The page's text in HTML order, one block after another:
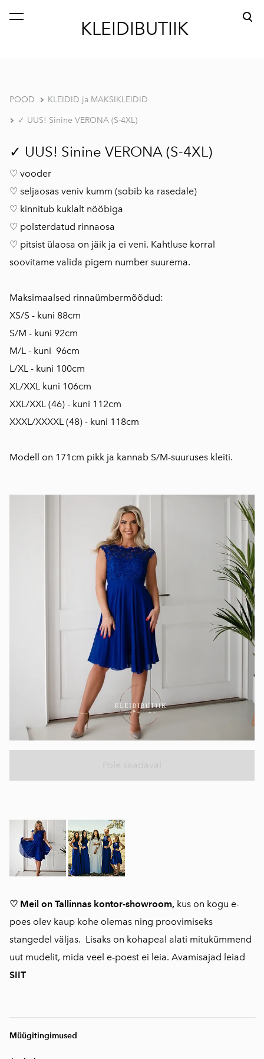
KLEIDIBUTIIK
lisati ostukorvi. Vaata ostukorvi
POOD KLEIDID ja MAKSIKLEIDID
✓ UUS! Sinine VERONA (S-4XL)
♡ Meil on Tallinnas kontor-showroom, kus on kogu e-
poes olev kaup kohe olemas ning proovimiseks
stangedel väljas. Lisaks on kohapeal alati mitukümmend
uut mudelit, mida veel e-poest ei leia. Avamisajad leiad
SIIT
✓ UUS! Sinine VERONA (S-4XL)
♡ vooder
♡ seljaosas veniv kumm (sobib ka rasedale)
♡ kinnitub kuklalt nööbiga
♡ polsterdatud rinnaosa
♡ pitsist ülaosa on jäik ja ei veni. Kahtluse korral
soovitame valida pigem number suurema.
Maksimaalsed rinnaümbermõõdud:
XS/S - kuni 88cm
S/M - kuni 92cm
M/L - kuni 96cm
L/XL - kuni 100cm
XL/XXL kuni 106cm
XXL/XXL (46) - kuni 112cm
XXXL/XXXXL (48) - kuni 118cm
Modell on 171cm pikk ja kannab S/M-suuruses kleiti.
Müügitingimused